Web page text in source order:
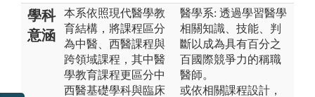
學科
意涵
本系依照現代醫學教
育結構，將課程區分
為中醫、西醫課程與
跨領域課程，其中醫
學教育課程更區分中
西醫基礎學科與臨床
醫學系: 透過學習醫學
相關知識、技能、判
斷以成為具有百分之
百國際競爭力的稱職
醫師。
或依相關課程設計，